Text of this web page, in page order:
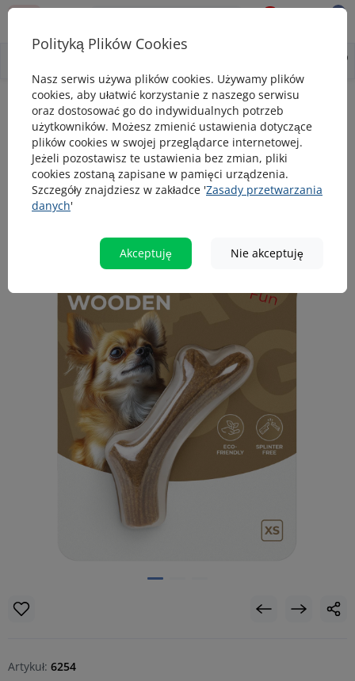
0
Zabawki dla psa Zabawka dla psa Rog do gryzienia WAUDOG
Zabawka dla psa Rog do gryzienia
WAUDOG Fun Wooden, drewno, polimer,
rozmiar XS
0
Artykuł: 6254
Polityką Plików Cookies
Nasz serwis używa plików cookies. Używamy plików
cookies, aby ułatwić korzystanie z naszego serwisu
oraz dostosować go do indywidualnych potrzeb
użytkowników. Możesz zmienić ustawienia dotyczące
plików cookies w swojej przeglądarce internetowej.
Jeżeli pozostawisz te ustawienia bez zmian, pliki
cookies zostaną zapisane w pamięci urządzenia.
Szczegóły znajdziesz w zakładce 'Zasady przetwarzania
danych'
Akceptuję Nie akceptuję